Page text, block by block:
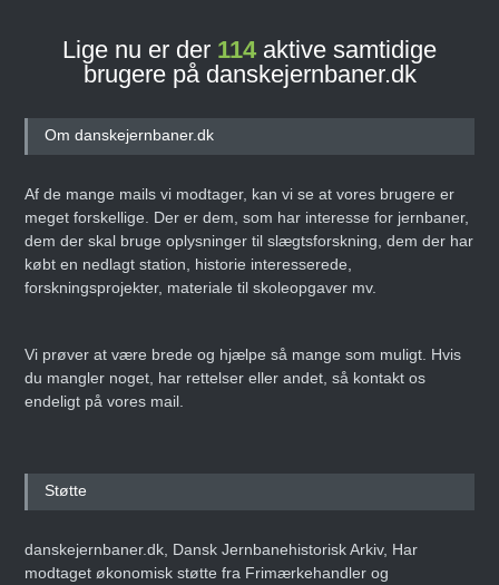
Lige nu er der 114 aktive samtidige
brugere på danskejernbaner.dk
Om danskejernbaner.dk
Af de mange mails vi modtager, kan vi se at vores brugere er
meget forskellige. Der er dem, som har interesse for jernbaner,
dem der skal bruge oplysninger til slægtsforskning, dem der har
købt en nedlagt station, historie interesserede,
forskningsprojekter, materiale til skoleopgaver mv.
Vi prøver at være brede og hjælpe så mange som muligt. Hvis
du mangler noget, har rettelser eller andet, så kontakt os
endeligt på vores mail.
Støtte
danskejernbaner.dk, Dansk Jernbanehistorisk Arkiv, Har
modtaget økonomisk støtte fra Frimærkehandler og